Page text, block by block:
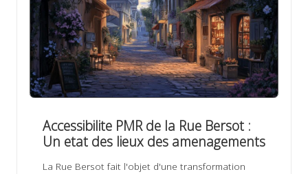
Accessibilite PMR de la Rue Bersot :
Un etat des lieux des amenagements
La Rue Bersot fait l'objet d'une transformation